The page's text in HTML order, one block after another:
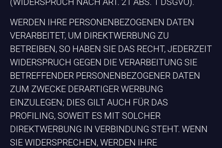
WERDEN IHRE PERSONENBEZOGENEN DATEN
VERARBEITET, UM DIREKTWERBUNG ZU
BETREIBEN, SO HABEN SIE DAS RECHT, JEDERZEIT
WIDERSPRUCH GEGEN DIE VERARBEITUNG SIE
BETREFFENDER PERSONENBEZOGENER DATEN
ZUM ZWECKE DERARTIGER WERBUNG
EINZULEGEN; DIES GILT AUCH FÜR DAS
PROFILING, SOWEIT ES MIT SOLCHER
DIREKTWERBUNG IN VERBINDUNG STEHT. WENN
SIE WIDERSPRECHEN, WERDEN IHRE